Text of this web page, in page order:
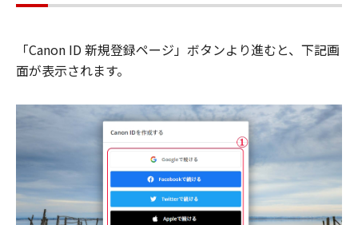
「Canon ID 新規登録ページ」ボタンより進むと、下記画
面が表示されます。